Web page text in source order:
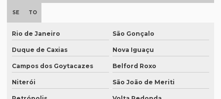
Empresa de degravação de vídeo em BH
Empresa de degravação de vídeo em campinas
Empresa de degravação whatsapp em curitiba
Empresa de legendagem
SE TO
Rio de Janeiro São Gonçalo
Duque de Caxias Nova Iguaçu
Campos dos Goytacazes Belford Roxo
Niterói São João de Meriti